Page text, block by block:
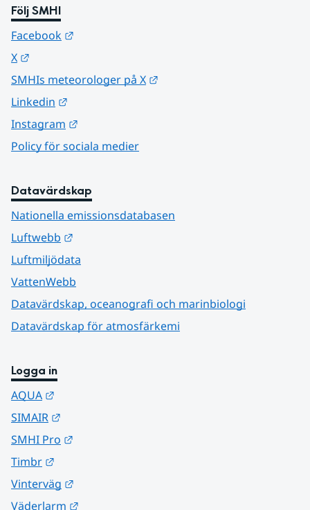
Följ SMHI
Facebook
X
SMHIs meteorologer på X
Linkedin
Instagram
Policy för sociala medier
Datavärdskap
Nationella emissionsdatabasen
Luftwebb
Luftmiljödata
VattenWebb
Datavärdskap, oceanografi och marinbiologi
Datavärdskap för atmosfärkemi
Logga in
AQUA
SIMAIR
SMHI Pro
Timbr
Vinterväg
Väderlarm